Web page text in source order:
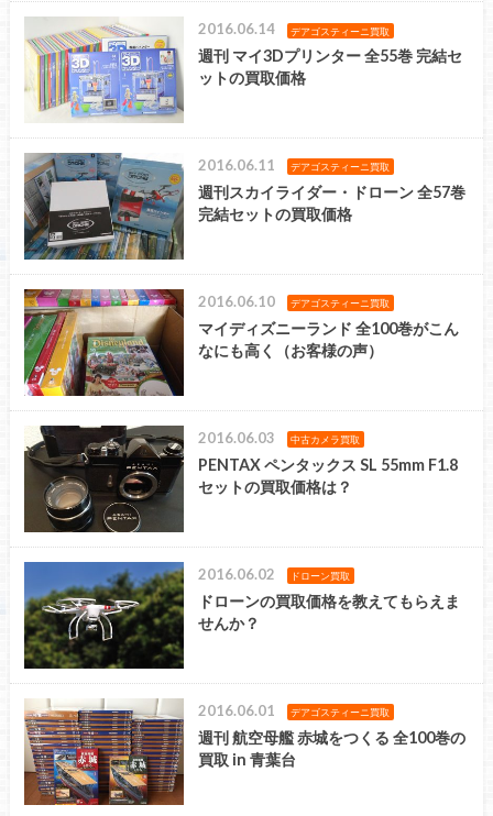
2016.06.14 デアゴスティーニ買取
週刊 マイ3Dプリンター 全55巻 完結セ
ットの買取価格
2016.06.11 デアゴスティーニ買取
週刊スカイライダー・ドローン 全57巻
完結セットの買取価格
2016.06.10 デアゴスティーニ買取
マイディズニーランド 全100巻がこん
なにも高く（お客様の声）
2016.06.03 中古カメラ買取
PENTAX ペンタックス SL 55mm F1.8
セットの買取価格は？
2016.06.02 ドローン買取
ドローンの買取価格を教えてもらえま
せんか？
2016.06.01 デアゴスティーニ買取
週刊 航空母艦 赤城をつくる 全100巻の
買取 in 青葉台